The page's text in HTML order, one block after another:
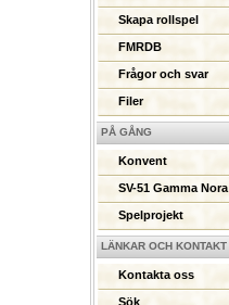
Skapa rollspel
FMRDB
Frågor och svar
Filer
PÅ GÅNG
Konvent
SV-51 Gamma Nora
Spelprojekt
LÄNKAR OCH KONTAKT
Kontakta oss
Sök